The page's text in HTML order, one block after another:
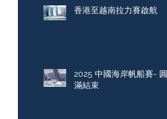
香港至越南拉力賽啟航
2025 中國海岸帆船賽- 圓
滿結束